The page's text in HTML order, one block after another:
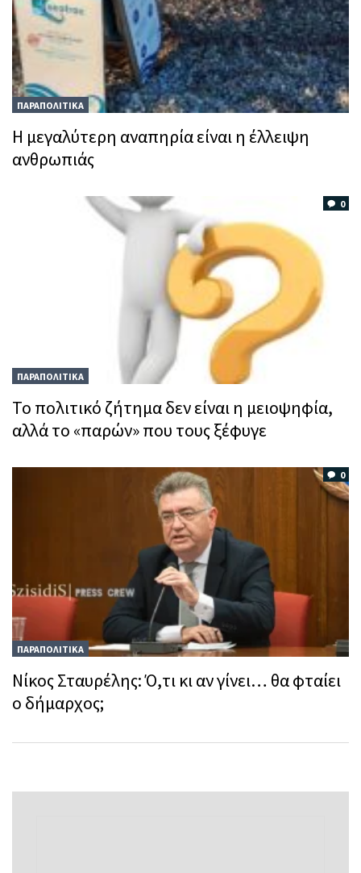
ΠΑΡΑΠΟΛΙΤΙΚΑ
Η μεγαλύτερη αναπηρία είναι η έλλειψη
ανθρωπιάς
0
ΠΑΡΑΠΟΛΙΤΙΚΑ
Το πολιτικό ζήτημα δεν είναι η μειοψηφία,
αλλά το «παρών» που τους ξέφυγε
0
ΠΑΡΑΠΟΛΙΤΙΚΑ
Νίκος Σταυρέλης: Ό,τι κι αν γίνει… θα φταίει
ο δήμαρχος;